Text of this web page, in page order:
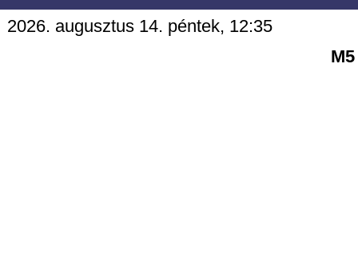
2026. augusztus 14. péntek, 12:35
M5